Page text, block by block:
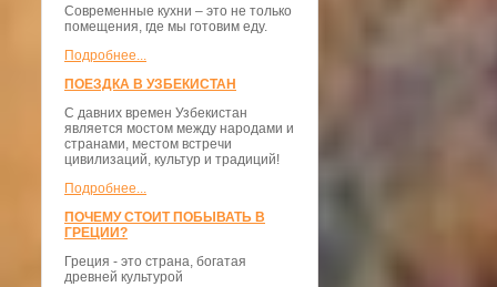
Современные кухни – это не только
помещения, где мы готовим еду.
Подробнее...
ПОЕЗДКА В УЗБЕКИСТАН
С давних времен Узбекистан
является мостом между народами и
странами, местом встречи
цивилизаций, культур и традиций!
Подробнее...
ПОЧЕМУ СТОИТ ПОБЫВАТЬ В
ГРЕЦИИ?
Греция - это страна, богатая
древней культурой